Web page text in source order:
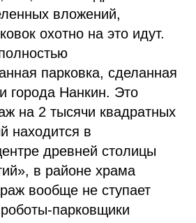
вложений,
охотно на это идут.
парковка, сделанная
города Нанкин. Это
на 2 тысячи квадратных
находится в
древней столицы
в районе храма
вообще не ступает
парковщики